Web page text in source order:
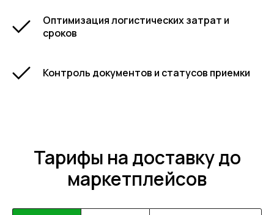
Оптимизация логистических затрат и
сроков
Контроль документов и статусов приемки
Тарифы на доставку до
маркетплейсов